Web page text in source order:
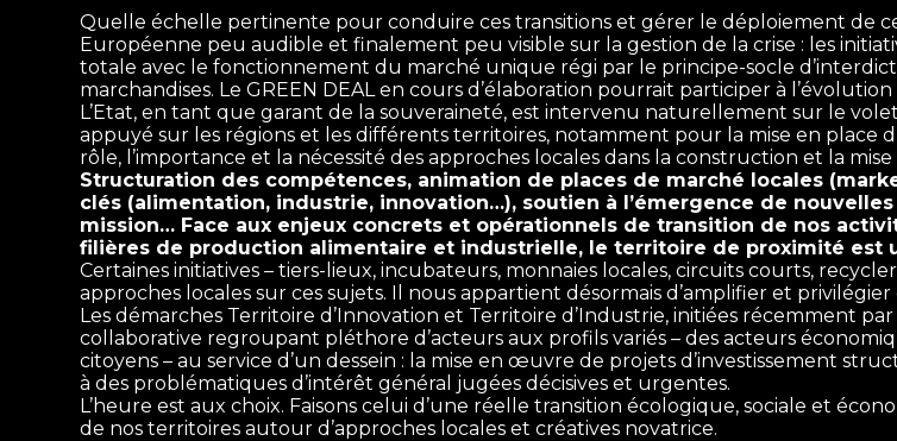
Quelle échelle pertinente pour conduire ces transitions et gérer le déploiement de
Européenne peu audible et finalement peu visible sur la gestion de la crise : les
totale avec le fonctionnement du marché unique régi par le principe-socle
marchandises. Le GREEN DEAL en cours d’élaboration pourrait participer à
L’Etat, en tant que garant de la souveraineté, est intervenu naturellement sur le
appuyé sur les régions et les différents territoires, notamment pour la mise en place
rôle, l’importance et la nécessité des approches locales dans la construction et la
Structuration des compétences, animation de places de marché locales
clés (alimentation, industrie, innovation…), soutien à l’émergence de
mission… Face aux enjeux concrets et opérationnels de transition de nos
filières de production alimentaire et industrielle, le territoire de proximité est
Certaines initiatives – tiers-lieux, incubateurs, monnaies locales, circuits courts,
approches locales sur ces sujets. Il nous appartient désormais d’amplifier et
Les démarches Territoire d’Innovation et Territoire d’Industrie, initiées récemment
collaborative regroupant pléthore d’acteurs aux profils variés – des acteurs
citoyens – au service d’un dessein : la mise en œuvre de projets d’investissement
à des problématiques d’intérêt général jugées décisives et urgentes.
L’heure est aux choix. Faisons celui d’une réelle transition écologique, sociale et
de nos territoires autour d’approches locales et créatives novatrice.